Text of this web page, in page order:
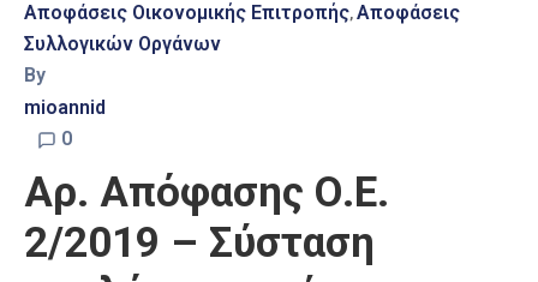
Υπηρεσίες
Του
Δήμου
Αποφάσεις
Τηλέφωνα
Αποφάσεις Οικονομικής Επιτροπής‚Αποφάσεις
Συλλογικών Οργάνων
By
mioannid
0
Αρ. Απόφασης Ο.Ε.
2/2019 – Σύσταση